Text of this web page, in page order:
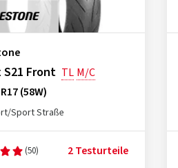
Front TL M/C
(58W)
Sport Straße
(50) 2 Testurteile